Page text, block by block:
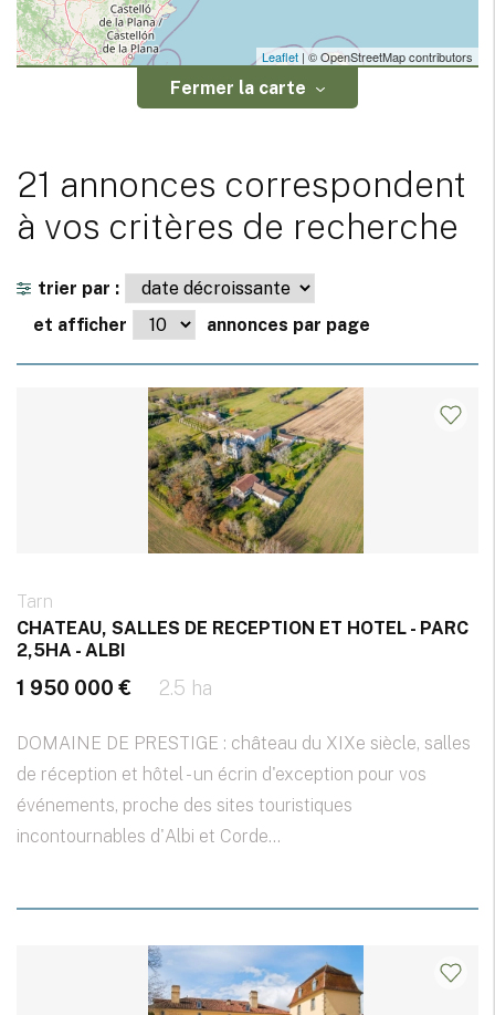
Leaflet | © OpenStreetMap contributors
Fermer la carte
21 annonces correspondent
à vos critères de recherche
trier par :
et afficher
annonces par page
Tarn
CHATEAU, SALLES DE RECEPTION ET HOTEL - PARC
2,5HA - ALBI
1 950 000 € 2.5 ha
DOMAINE DE PRESTIGE : château du XIXe siècle, salles
de réception et hôtel - un écrin d'exception pour vos
événements, proche des sites touristiques
incontournables d'Albi et Corde...